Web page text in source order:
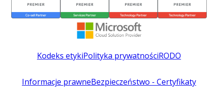
Kodeks etykiPolityka prywatnościRODO
Informacje prawneBezpieczeństwo - Certyfikaty